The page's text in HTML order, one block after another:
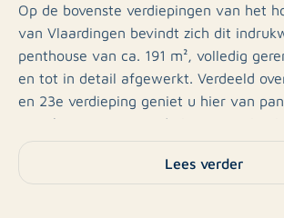
Op de bovenste verdiepingen van het
van Vlaardingen bevindt zich dit
penthouse van ca. 191 m², volledig
en tot in detail afgewerkt. Verdeeld
en 23e verdieping geniet u hier van
uitzicht, ongeëvenaarde luxe en volop
slechts enkele minuten van bruisend
Lees verder